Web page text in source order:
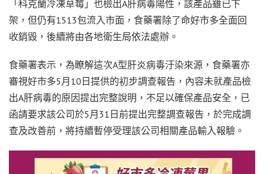
「科克蘭冷凍草莓」也檢出A肝病毒陽性，該產品雖已下
架，但仍有1513包流入市面，食藥署除了命好市多全面回
收銷毀，後續將由各地衛生局依法處辦。
食藥署表示，為瞭解這次A型肝炎病毒汙染來源，食藥署亦
審視好市多5月10日提供的初步調查報告，內容未就產品檢
出A肝病毒的原因提出完整說明，不足以確保產品安全，已
函請要求該公司於5月31日前提出完整調查報告，於完成調
查及改善前，將持續暫停受理該公司相關產品輸入報驗。